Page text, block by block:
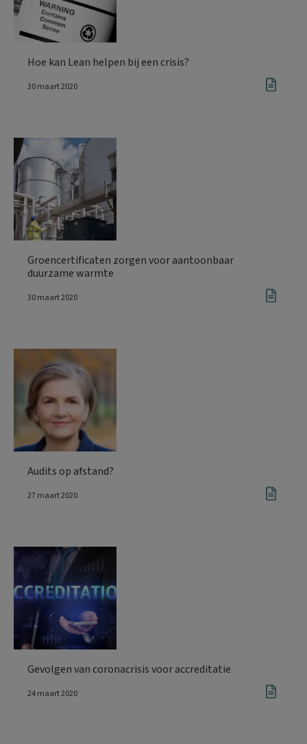
Hoe kan Lean helpen bij een crisis?
30 maart 2020
Groencertificaten zorgen voor aantoonbaar
duurzame warmte
30 maart 2020
Audits op afstand?
27 maart 2020
Gevolgen van coronacrisis voor accreditatie
24 maart 2020